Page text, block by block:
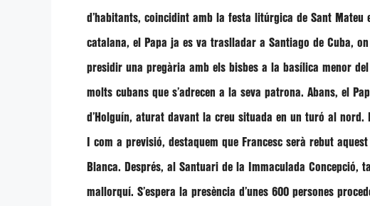
d’habitants, coincidint amb la festa litúrgica de Sant
catalana, el Papa ja es va traslladar a Santiago de Cuba,
presidir una pregària amb els bisbes a la basílica menor
molts cubans que s’adrecen a la seva patrona. Abans, el
d’Holguín, aturat davant la creu situada en un turó al
I com a previsió, destaquem que Francesc serà rebut
Blanca. Després, al Santuari de la Immaculada
mallorquí. S’espera la presència d’unes 600 persones